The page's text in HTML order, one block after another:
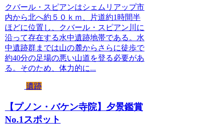
クバール・スピアンはシェムリアップ市
内から北へ約５０ｋｍ、片道約1時間半
ほどに位置し、クバール・スピアン川に
沿って存在する水中遺跡地帯である。水
中遺跡群までは山の麓からさらに徒歩で
約40分の足場の悪い山道を登る必要があ
る。そのため、体力的に...
遺跡
【プノン・バケン寺院】夕景鑑賞
No.1スポット